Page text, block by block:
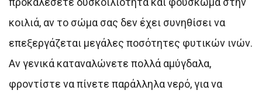
κοιλιά, αν το σώμα σας δεν έχει συνηθίσει να
επεξεργάζεται μεγάλες ποσότητες φυτικών ινών.
Αν γενικά καταναλώνετε πολλά αμύγδαλα,
φροντίστε να πίνετε παράλληλα νερό, για να